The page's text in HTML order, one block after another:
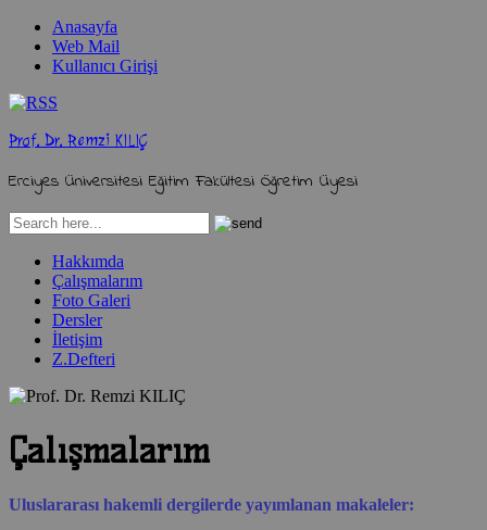
Anasayfa
Web Mail
Kullanıcı Girişi
Prof. Dr. Remzi KILIÇ
Erciyes Üniversitesi Eğitim Fakültesi Öğretim Üyesi
Hakkımda
Çalışmalarım
Foto Galeri
Dersler
İletişim
Z.Defteri
Çalışmalarım
Uluslararası hakemli dergilerde yayımlanan makaleler: